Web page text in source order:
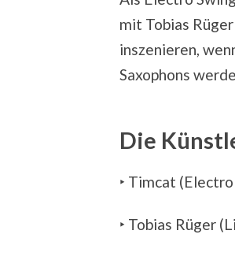
mit Tobias
inszenieren,
Saxophons
Die
‣ Timcat
‣ Tobias Rüger